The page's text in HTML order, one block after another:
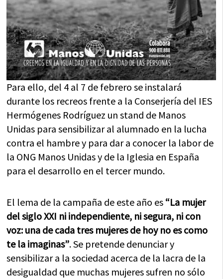
Para ello, del 4 al 7 de febrero se instalará
durante los recreos frente a la Conserjería del IES
Hermógenes Rodríguez un stand de Manos
Unidas para sensibilizar al alumnado en la lucha
contra el hambre y para dar a conocer la labor de
la ONG Manos Unidas y de la Iglesia en España
para el desarrollo en el tercer mundo.
El lema de la campaña de este año es “La mujer
del siglo XXI ni independiente, ni segura, ni con
voz: una de cada tres mujeres de hoy no es como
te la imaginas”. Se pretende denunciar y
sensibilizar a la sociedad acerca de la lacra de la
desigualdad que muchas mujeres sufren no sólo